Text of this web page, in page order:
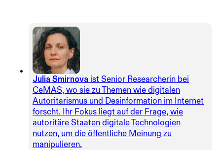
Julia Smirnova ist Senior Researcherin bei
CeMAS, wo sie zu Themen wie digitalen
Autoritarismus und Desinformation im Internet
forscht. Ihr Fokus liegt auf der Frage, wie
autoritäre Staaten digitale Technologien
nutzen, um die öffentliche Meinung zu
manipulieren.